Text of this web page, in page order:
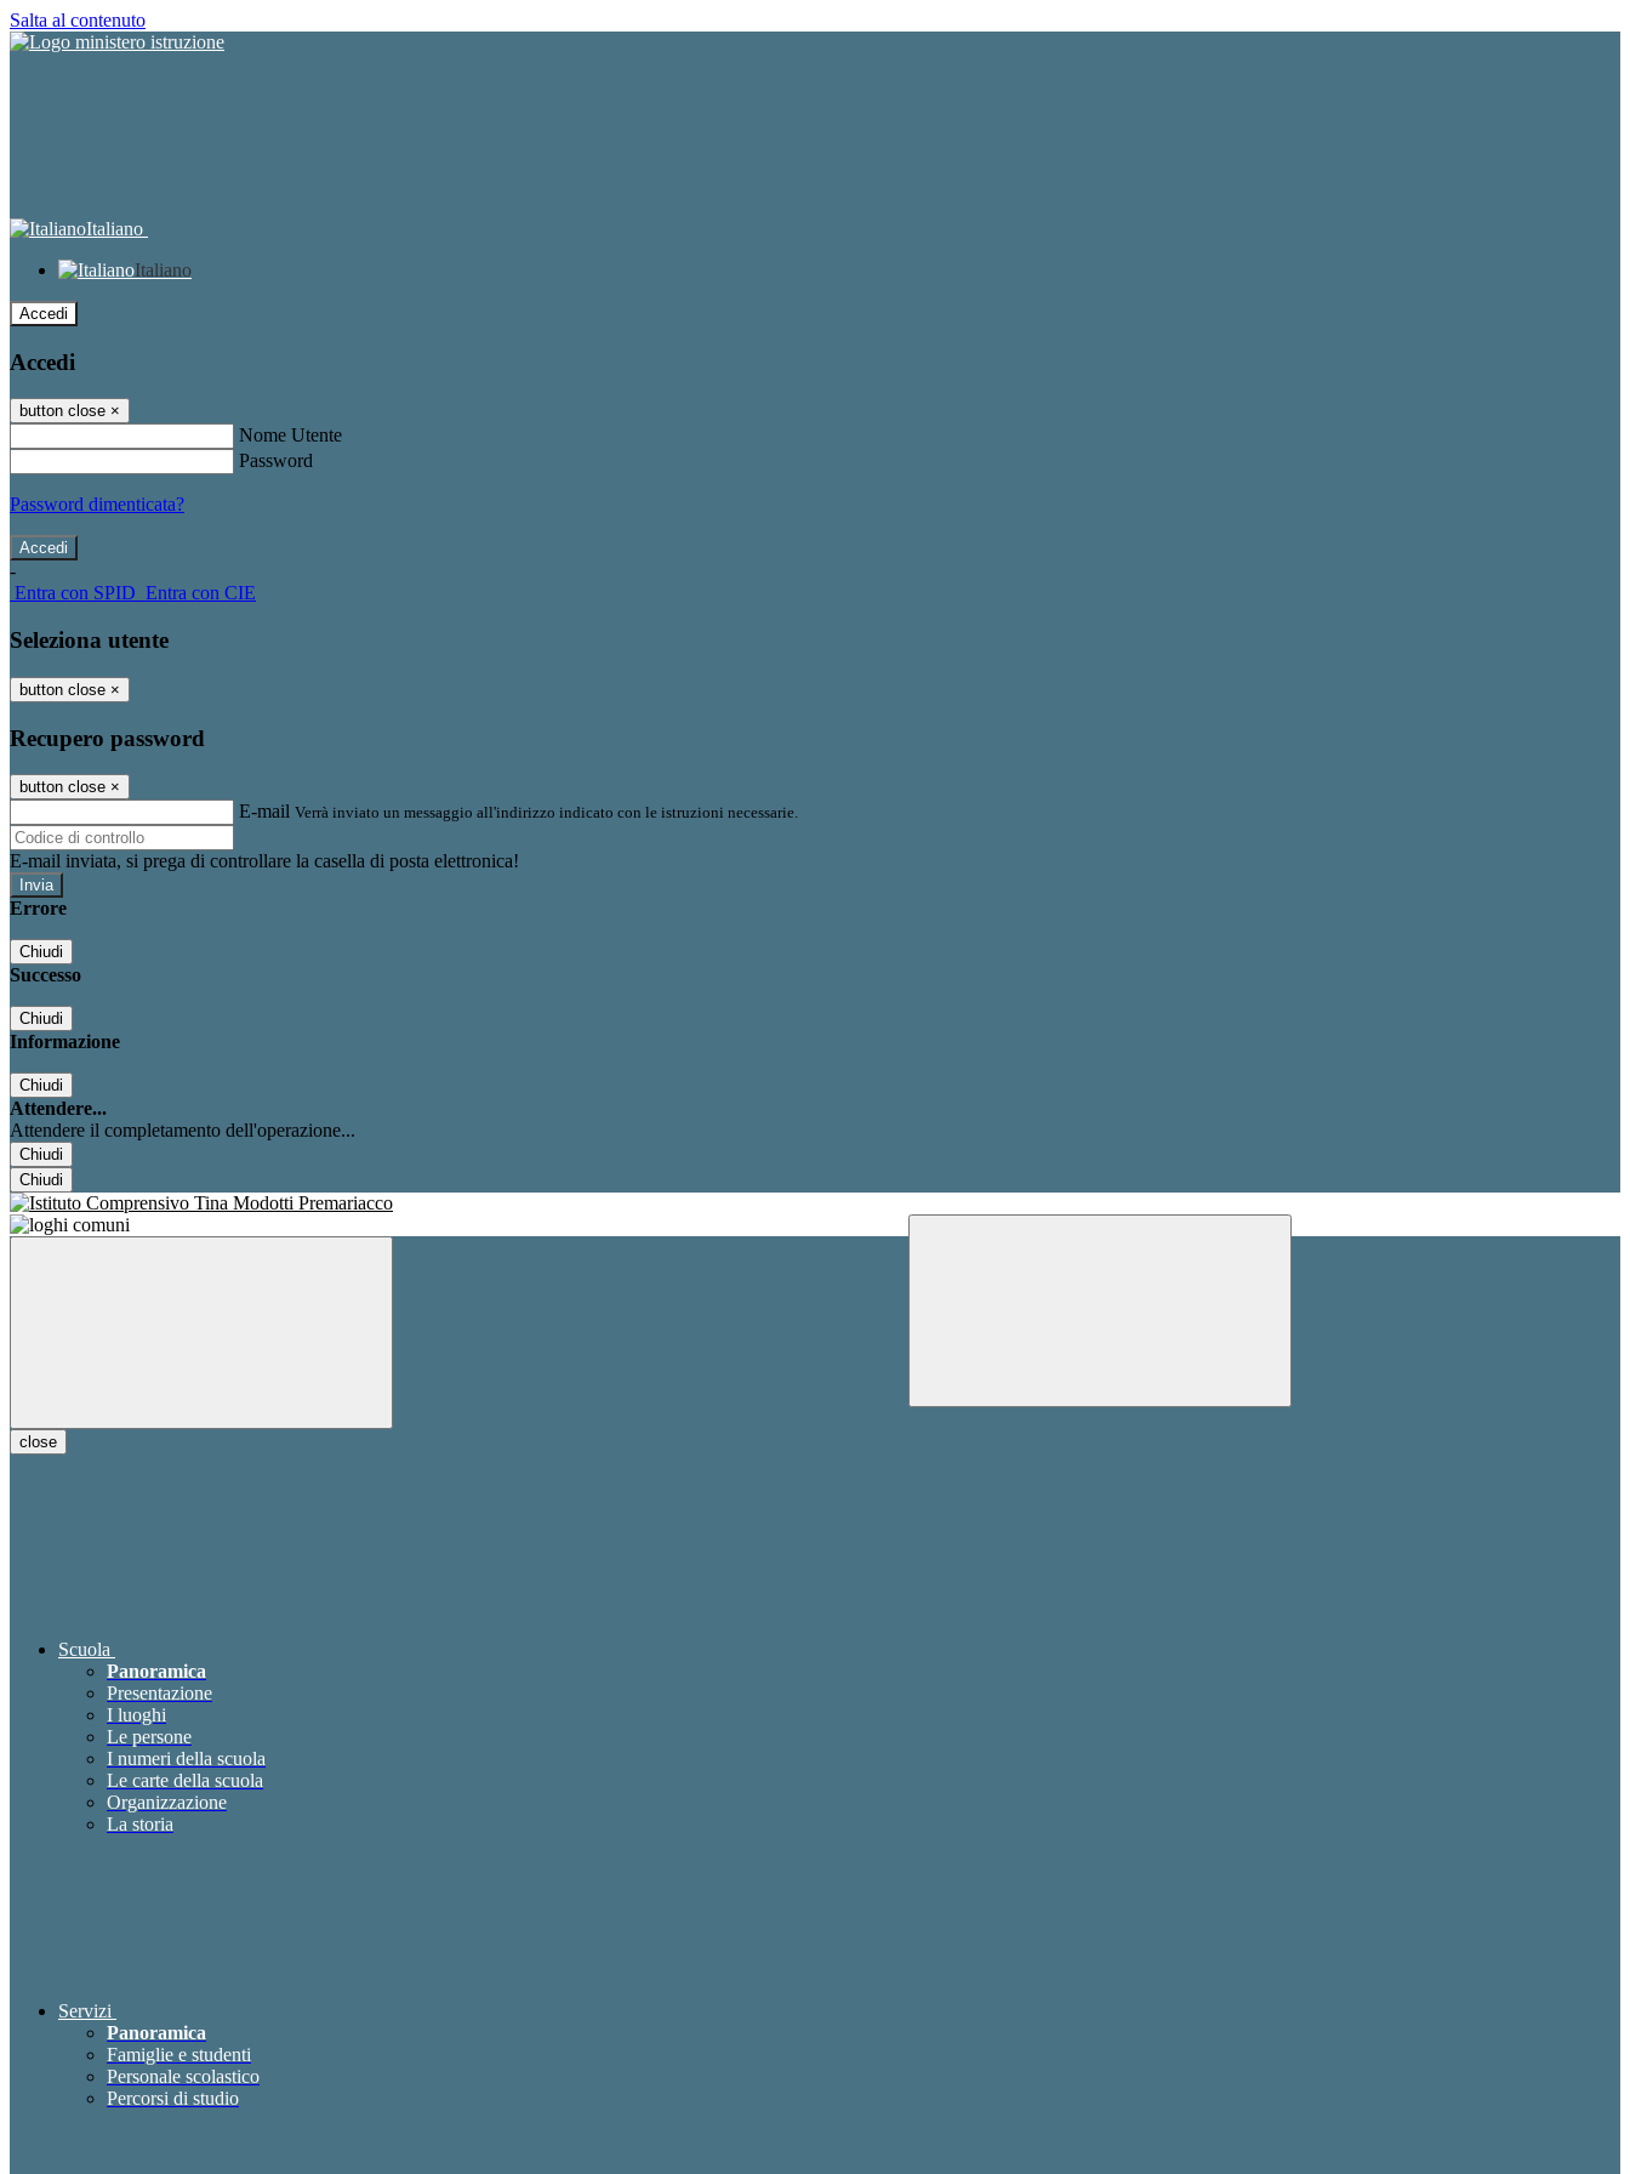
Salta al contenuto
Italiano
Italiano
Accedi
Accedi
button close ×
Nome Utente
Password
Password dimenticata?
-
Entra con SPID Entra con CIE
Seleziona utente
button close ×
Recupero password
button close ×
E-mail Verrà inviato un messaggio all'indirizzo indicato con le istruzioni necessarie.
E-mail inviata, si prega di controllare la casella di posta elettronica!
Errore
Chiudi
Successo
Chiudi
Informazione
Chiudi
Attendere...
Attendere il completamento dell'operazione...
Chiudi
Chiudi
close
Scuola
Panoramica
Presentazione
I luoghi
Le persone
I numeri della scuola
Le carte della scuola
Organizzazione
La storia
Servizi
Panoramica
Famiglie e studenti
Personale scolastico
Percorsi di studio